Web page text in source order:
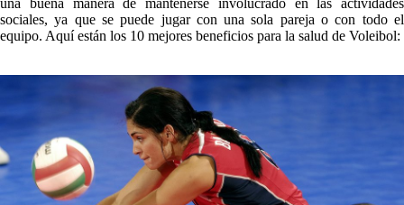
sociales, ya que se puede jugar con una sola pareja o con todo el
equipo. Aquí están los 10 mejores beneficios para la salud de Voleibol: